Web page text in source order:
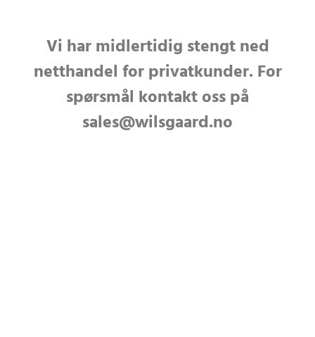
Vi har midlertidig stengt ned
netthandel for privatkunder. For
spørsmål kontakt oss på
sales@wilsgaard.no